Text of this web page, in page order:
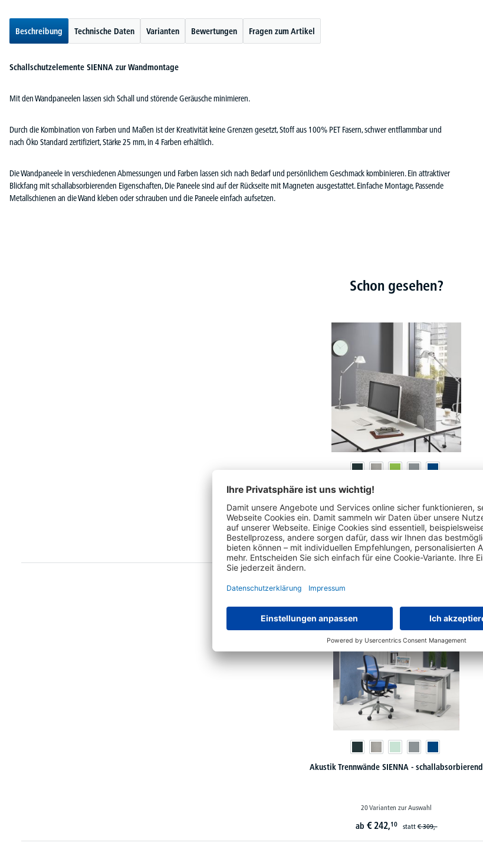
Beschreibung Technische Daten Varianten Bewertungen Fragen zum Artikel
Schallschutzelemente SIENNA zur Wandmontage
Mit den Wandpaneelen lassen sich Schall und störende Geräusche minimieren.
Durch die Kombination von Farben und Maßen ist der Kreativität keine Grenzen gesetzt, Stoff aus 100% PET Fasern, schwer entflammbar und
nach Öko Standard zertifiziert, Stärke 25 mm, in 4 Farben erhältlich.
Die Wandpaneele in verschiedenen Abmessungen und Farben lassen sich nach Bedarf und persönlichem Geschmack kombinieren. Ein attraktiver
Blickfang mit schallabsorbierenden Eigenschaften, Die Paneele sind auf der Rückseite mit Magneten ausgestattet. Einfache Montage, Passende
Metallschienen an die Wand kleben oder schrauben und die Paneele einfach aufsetzen.
Schon gesehen?
Tischtrennwände SIENNA - schallabsorbierend
40 Varianten zur Auswahl
ab€ 98,10 statt € 129,-
Akustik Trennwände SIENNA - schallabsorbierend
20 Varianten zur Auswahl
ab € 242,10 statt€ 309,-